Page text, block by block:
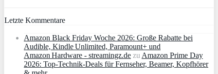
Letzte Kommentare
Amazon Black Friday Woche 2026: Große Rabatte bei
Audible, Kindle Unlimited, Paramount+ und
Amazon Hardware - streamingz.de zuAmazon Prime Day
2026: Top-Technik-Deals für Fernseher, Beamer, Kopfhörer